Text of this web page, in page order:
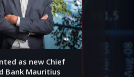
as new Chief
Bank Mauritius